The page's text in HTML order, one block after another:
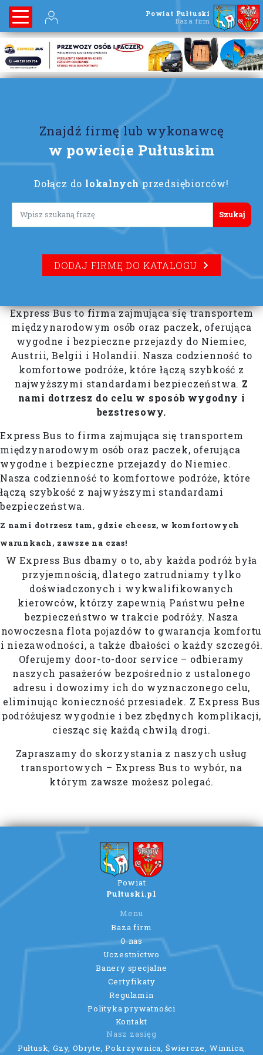
Powiat Pułtuski
Baza firm
Znajdź firmę lub wykonawcę
w powiecie Pułtuskim
Dołącz do lokalnych przedsiębiorców!
Lorem ipsum
DODAJ FIRMĘ DO KATALOGU
Express Bus to firma zajmująca się transportem
międzynarodowym osób oraz paczek, oferująca
wygodne i bezpieczne przejazdy do Niemiec,
Austrii, Belgii i Holandii. Nasza codzienność to
komfortowe podróże, które łączą szybkość z
najwyższymi standardami bezpieczeństwa. Z
nami dotrzesz do celu w sposób wygodny i
bezstresowy.
Express Bus to firma zajmująca się transportem
międzynarodowym osób oraz paczek, oferująca
wygodne i bezpieczne przejazdy do Niemiec.
Nasza codzienność to komfortowe podróże, które
łączą szybkość z najwyższymi standardami
bezpieczeństwa.
Z nami dotrzesz tam, gdzie chcesz, w komfortowych
warunkach, zawsze na czas!
W Express Bus dbamy o to, aby każda podróż była
przyjemnością, dlatego zatrudniamy tylko
doświadczonych i wykwalifikowanych
kierowców, którzy zapewnią Państwu pełne
bezpieczeństwo w trakcie podróży. Nasza
nowoczesna flota pojazdów to gwarancja komfortu
i niezawodności, a także dbałości o każdy szczegół.
Oferujemy door-to-door service – odbieramy
naszych pasażerów bezpośrednio z ustalonego
adresu i dowozimy ich do wyznaczonego celu,
eliminując konieczność przesiadek. Z Express Bus
podróżujesz wygodnie i bez zbędnych komplikacji,
ciesząc się każdą chwilą drogi.
Zapraszamy do skorzystania z naszych usług
transportowych – Express Bus to wybór, na
którym zawsze możesz polegać.
Powiat
Pułtuski.pl
Menu
Baza firm
O nas
Uczestnictwo
Banery specjalne
Certyfikaty
Regulamin
Polityka prywatności
Kontakt
Nasz zasięg
Pułtusk, Gzy, Obryte, Pokrzywnica, Świercze, Winnica,